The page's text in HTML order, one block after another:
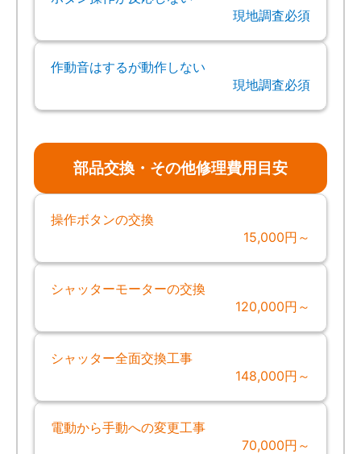
現地調査必須
作動音はするが動作しない
現地調査必須
部品交換・その他修理費用目安
操作ボタンの交換
15,000円～
シャッターモーターの交換
120,000円～
シャッター全面交換工事
148,000円～
電動から手動への変更工事
70,000円～